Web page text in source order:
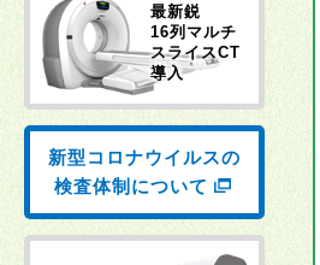
最新鋭
16列マルチ
スライスCT
導入
新型コロナウイルスの
検査体制について